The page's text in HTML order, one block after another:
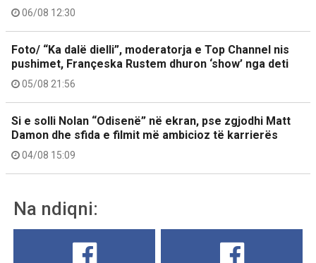
06/08 12:30
Foto/ “Ka dalë dielli”, moderatorja e Top Channel nis
pushimet, Françeska Rustem dhuron ‘show’ nga deti
05/08 21:56
Si e solli Nolan “Odisenë” në ekran, pse zgjodhi Matt
Damon dhe sfida e filmit më ambicioz të karrierës
04/08 15:09
Na ndiqni: